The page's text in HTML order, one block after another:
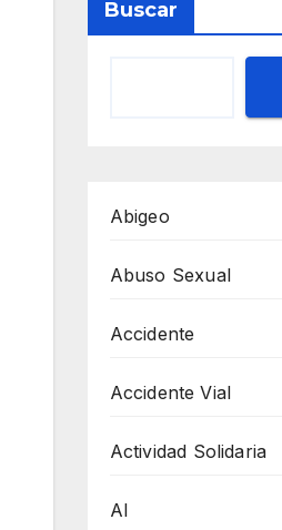
Buscar
Abigeo
Abuso Sexual
Accidente
Accidente Vial
Actividad Solidaria
AI